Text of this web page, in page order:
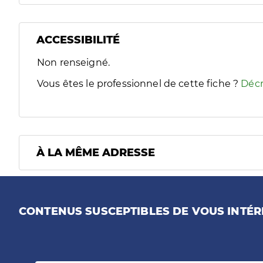
ACCESSIBILITÉ
Filtres
Sélectionnez un ou plusieurs handicaps/besoins
Non renseigné.
Vous êtes le professionnel de cette fiche ?
À LA MÊME ADRESSE
CONTENUS SUSCEPTIBLES DE VOUS